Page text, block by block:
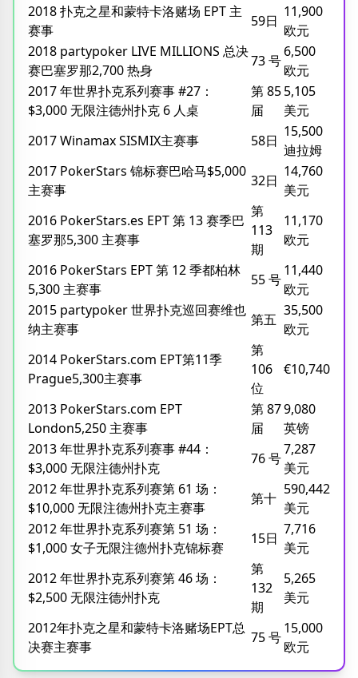
2018 扑克之星和蒙特卡洛赌场 EPT 主
赛事
59日
11,900
欧元
2018 partypoker LIVE MILLIONS 总决
赛巴塞罗那2,700 热身
73 号
6,500
欧元
2017 年世界扑克系列赛事 #27：
$3,000 无限注德州扑克 6 人桌
第 85
届
5,105
美元
2017 Winamax SISMIX主赛事
58日
15,500
迪拉姆
2017 PokerStars 锦标赛巴哈马$5,000
主赛事
32日
14,760
美元
2016 PokerStars.es EPT 第 13 赛季巴
塞罗那5,300 主赛事
第
113
期
11,170
欧元
2016 PokerStars EPT 第 12 季都柏林
5,300 主赛事
55 号
11,440
欧元
2015 partypoker 世界扑克巡回赛维也
纳主赛事
第五
35,500
欧元
2014 PokerStars.com EPT第11季
Prague5,300主赛事
第
106
位
€10,740
2013 PokerStars.com EPT
London5,250 主赛事
第 87
届
9,080
英镑
2013 年世界扑克系列赛事 #44：
$3,000 无限注德州扑克
76 号
7,287
美元
2012 年世界扑克系列赛第 61 场：
$10,000 无限注德州扑克主赛事
第十
590,442
美元
2012 年世界扑克系列赛第 51 场：
$1,000 女子无限注德州扑克锦标赛
15日
7,716
美元
2012 年世界扑克系列赛第 46 场：
$2,500 无限注德州扑克
第
132
期
5,265
美元
2012年扑克之星和蒙特卡洛赌场EPT总
决赛主赛事
75 号
15,000
欧元